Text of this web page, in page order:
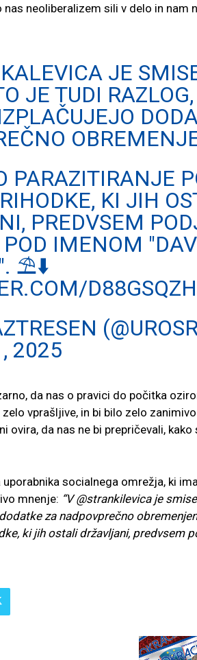
nas neoliberalizem sili v delo in
JE
JE TUDI
PARAZITIRANJE
KI JIH
PREDVSEM
IMENOM
⛱️⬇️
2025
da nas o pravici do počitka
vprašljive, in bi bilo zelo
ovira, da nas ne bi prepričevali,
socialnega omrežja, ki
mnenje: “V @strankilevica je
za nadpovprečno
ki jih ostali državljani, predvsem